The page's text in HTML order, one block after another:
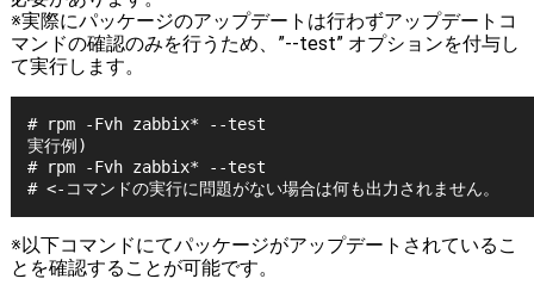
※実際にパッケージのアップデートは行わずアップデートコ
マンドの確認のみを行うため、”--test” オプションを付与し
て実行します。
# rpm -Fvh zabbix* --test
実行例)
# rpm -Fvh zabbix* --test
# <-コマンドの実行に問題がない場合は何も出力されません。
※以下コマンドにてパッケージがアップデートされているこ
とを確認することが可能です。